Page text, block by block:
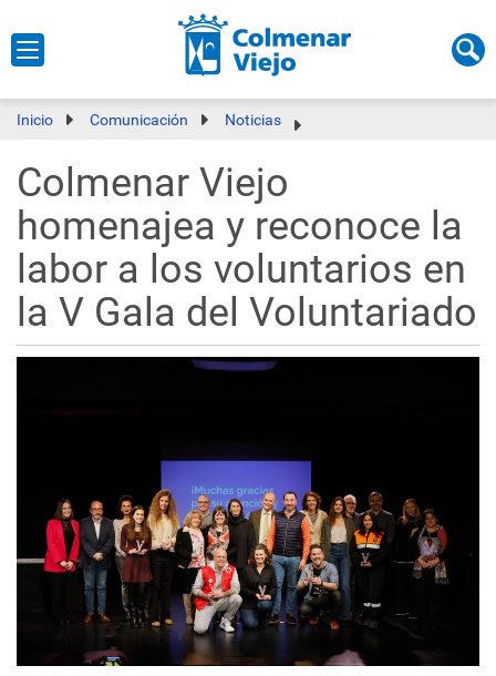
Inicio Comunicación Noticias
Colmenar Viejo
homenajea y reconoce la
labor a los voluntarios en
la V Gala del Voluntariado